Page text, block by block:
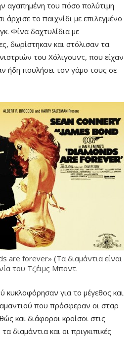
αγαπημένη του πόσο πολύτιμη
άρχισε το παιχνίδι με επιλεγμένο
Φίνα δαχτυλίδια με
δωρίστηκαν και στόλισαν τα
του Χόλιγουντ, που είχαν
ήδη πουλήσει τον γάμο τους σε
are forever» (Τα διαμάντια είναι
του Τζέιμς Μποντ.
κυκλοφόρησαν για το μέγεθος και
που πρόσφεραν οι σταρ
και διάφοροι κροίσοι στις
διαμάντια και οι πριγκιπικές